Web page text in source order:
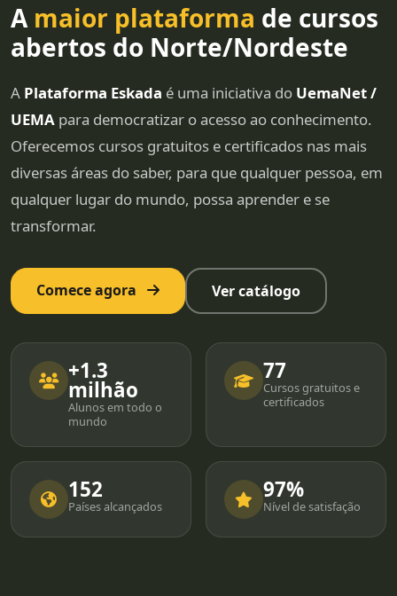
A maior plataforma de cursos
abertos do Norte/Nordeste
A Plataforma Eskada é uma iniciativa do UemaNet /
UEMA para democratizar o acesso ao conhecimento.
Oferecemos cursos gratuitos e certificados nas mais
diversas áreas do saber, para que qualquer pessoa, em
qualquer lugar do mundo, possa aprender e se
transformar.
Comece agora Ver catálogo
+1.3
milhão
Alunos em todo o
mundo
77
Cursos gratuitos e
certificados
152
Países alcançados
97%
Nível de satisfação